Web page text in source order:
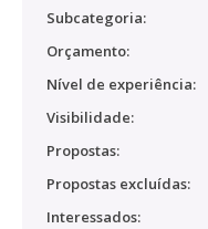
Subcategoria:
Orçamento:
Nível de experiência:
Visibilidade:
Propostas:
Propostas excluídas:
Interessados: